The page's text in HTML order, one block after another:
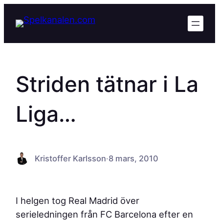
Striden tätnar i La
Liga…
Kristoffer Karlsson·8 mars, 2010
I helgen tog Real Madrid över
serieledningen från FC Barcelona efter en